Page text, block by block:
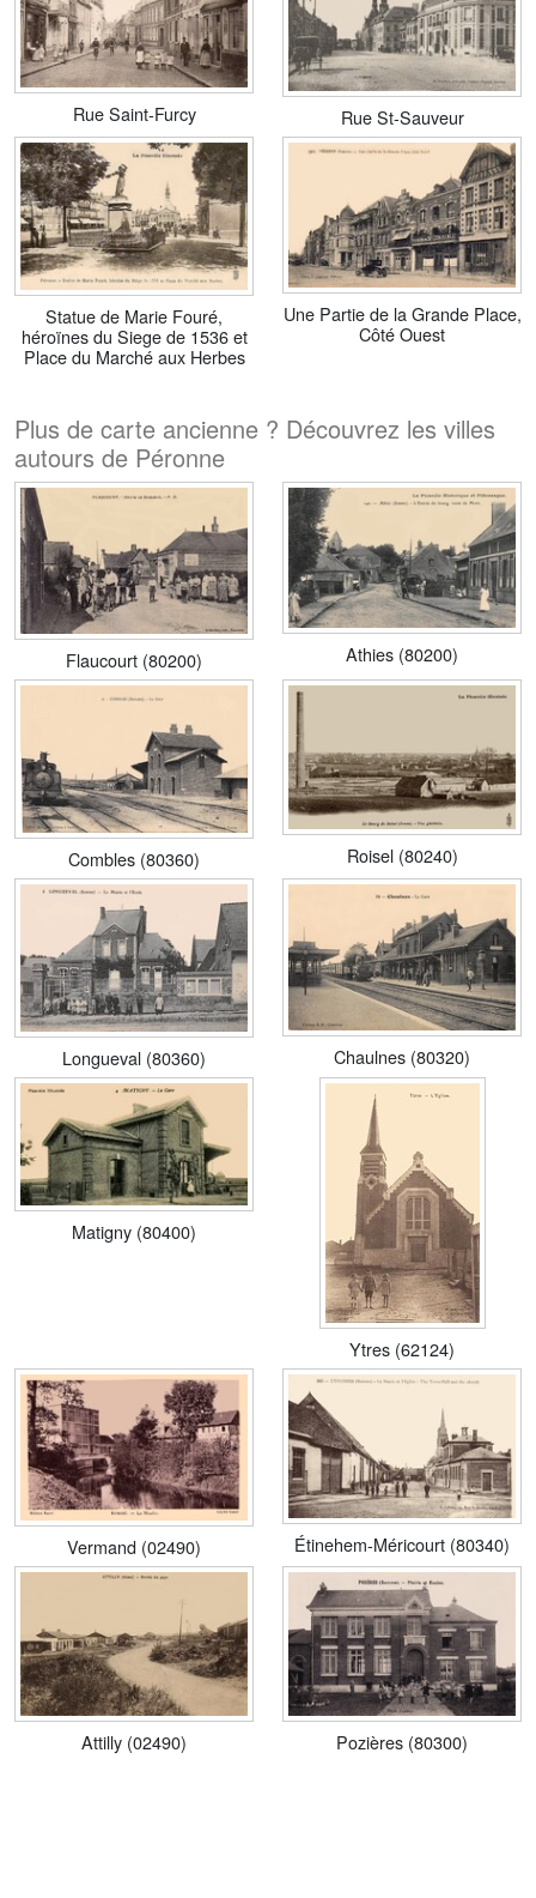
Rue Saint-Furcy Rue St-Sauveur
Statue de Marie Fouré,
héroïnes du Siege de 1536 et
Place du Marché aux Herbes
Une Partie de la Grande Place,
Côté Ouest
Plus de carte ancienne ? Découvrez les villes
autours de Péronne
Flaucourt (80200) Athies (80200)
Combles (80360) Roisel (80240)
Longueval (80360) Chaulnes (80320)
Matigny (80400)
Ytres (62124)
Vermand (02490) Étinehem-Méricourt (80340)
Attilly (02490) Pozières (80300)